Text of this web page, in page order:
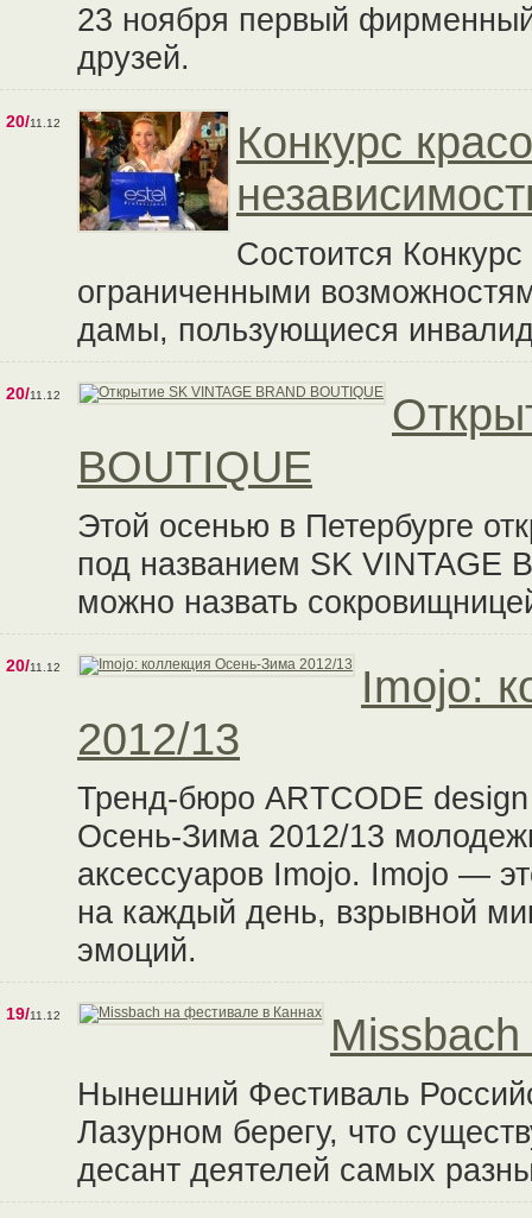
23 ноября первый
друзей.
20/11.12
Конкурс
Состоится
ограниченными
дамы, пользующиеся
20/11.12
BOUTIQUE
Этой осенью в Петербурге
под названием SK VINTAGE
можно назвать
20/11.12
Imojo:
2012/13
Тренд-бюро ARTCODE
Осень-Зима 2012/13
аксессуаров Imojo. Imojo —
на каждый день, взрывной
эмоций.
19/11.12
Нынешний Фестиваль
Лазурном берегу, что
десант деятелей самых